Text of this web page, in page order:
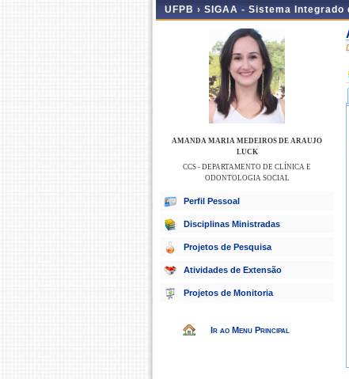
UFPB › SIGAA - Sistema
AMANDA MARIA MEDEIROS DE ARAUJO
LUCK
CCS - DEPARTAMENTO DE CLÍNICA E
ODONTOLOGIA SOCIAL
Perfil Pessoal
Disciplinas Ministradas
Projetos de Pesquisa
Atividades de Extensão
Projetos de Monitoria
Ir ao Menu Principal